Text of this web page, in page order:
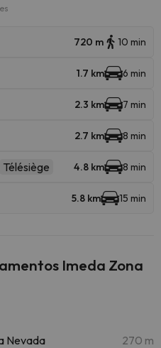
720 m 10 min
1.7 km 6 min
2.3 km 7 min
2.7 km 8 min
Télésiège 4.8 km 8 min
5.8 km 15 min
Imeda Zona
Nevada 270 m